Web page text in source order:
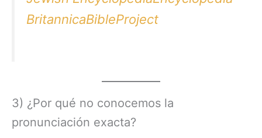
BritannicaBibleProject
3) ¿Por qué no conocemos la
pronunciación exacta?